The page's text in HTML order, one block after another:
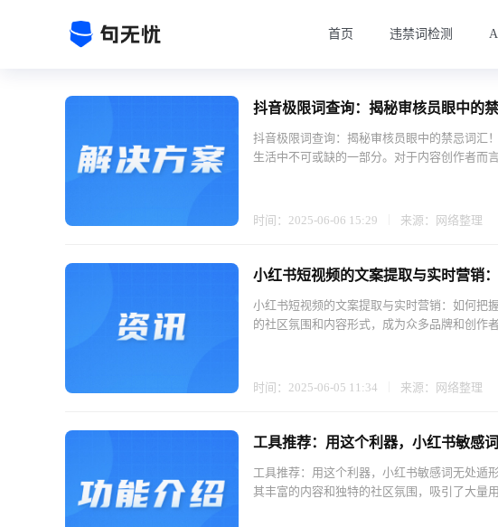
首页 违禁词检测
抖音极限词查询：揭秘审核员眼中的禁
抖音极限词查询：揭秘审核员眼中的禁忌词汇
生活中不可或缺的一部分。对于内容创作者而
时间：2025-06-06 15:29 来源：网络整理
小红书短视频的文案提取与实时营销
小红书短视频的文案提取与实时营销：如何把
的社区氛围和内容形式，成为众多品牌和创作
时间：2025-06-05 11:34 来源：网络整理
工具推荐：用这个利器，小红书敏感词
工具推荐：用这个利器，小红书敏感词无处遁
其丰富的内容和独特的社区氛围，吸引了大量